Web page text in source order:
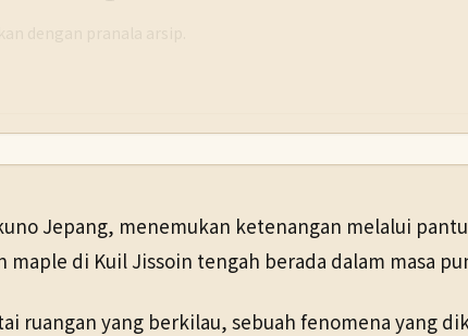
dengan pranala arsip.
Jepang, menemukan ketenangan melalui
di Kuil Jissoin tengah berada dalam masa
ruangan yang berkilau, sebuah fenomena yang